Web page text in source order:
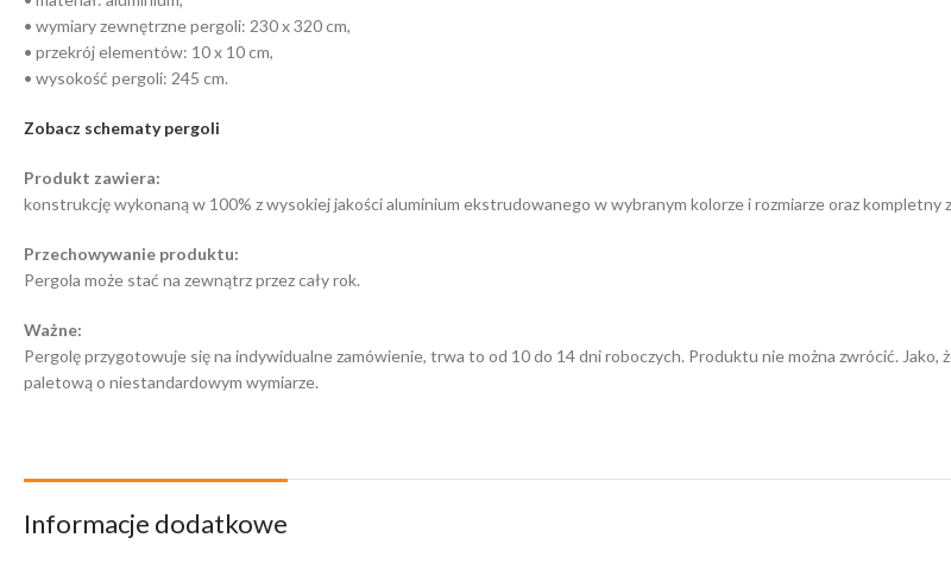
• wymiary zewnętrzne pergoli: 230 x 320 cm,
• przekrój elementów: 10 x 10 cm,
• wysokość pergoli: 245 cm.
Zobacz schematy pergoli
Produkt zawiera:
konstrukcję wykonaną w 100% z wysokiej jakości aluminium ekstrudowanego w wybranym kolorze i rozmiarze oraz
Przechowywanie produktu:
Pergola może stać na zewnątrz przez cały rok.
Ważne:
Pergolę przygotowuje się na indywidualne zamówienie, trwa to od 10 do 14 dni roboczych. Produktu nie można zwrócić. Jako,
paletową o niestandardowym wymiarze.
Informacje dodatkowe